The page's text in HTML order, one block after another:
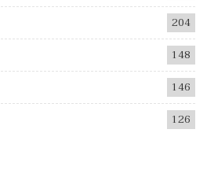
204
148
146
126